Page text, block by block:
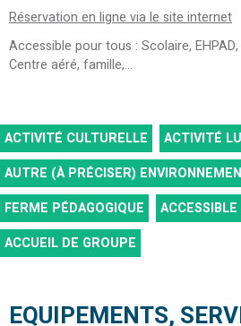
Réservation en ligne via le site internet
Accessible pour tous : Scolaire,
Centre aéré, famille,...
ACTIVITÉ CULTURELLE
ACTIVITÉ
AUTRE (À PRÉCISER)
FERME PÉDAGOGIQUE
ACCUEIL DE GROUPE
EQUIPEMENTS,